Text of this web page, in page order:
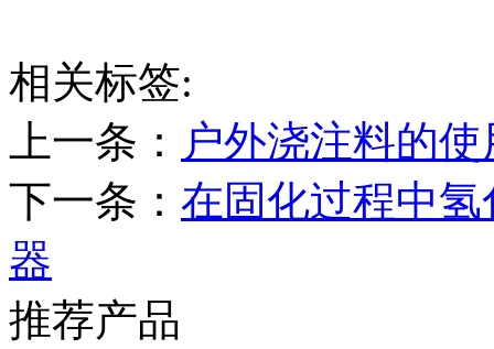
相关标签:
上一条： 户外浇注料的
下一条： 在固化过程中
器
推荐产品